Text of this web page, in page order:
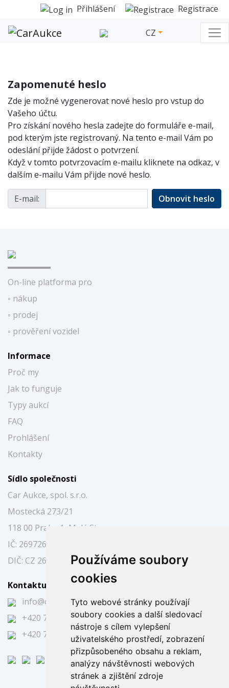
Používáme soubory
cookies
Tyto webové stránky používají
soubory cookies a další sledovací
nástroje s cílem vylepšení
uživatelského prostředí, zobrazení
přizpůsobeného obsahu a reklam,
analýzy návštěvnosti webových
stránek a zjištění zdroje
Přihlášení Registrace
CZ
Zapomenuté heslo
Zde je možné vygenerovat nové heslo pro vstup do
Vašeho účtu.
Pro získání nového hesla zadejte do formuláře e-mail,
pod kterým jste registrovaný. Na tento e-mail Vám po
odeslání přijde žádost o potvrzení.
Když v tomto potvrzovacím e-mailu kliknete na odkaz, v
dalším e-mailu Vám přijde nové heslo.
E-mail:
On-line platforma pro
◦ nákup
◦ prodej
◦ prověření vozidel
Informace
Proč my
Jak to funguje
Typy aukcí
FAQ
Prohlášení
Kontakty
Sídlo společnosti
Car Aukce, spol. s.r.o.
Mostecká 273/21
118 00 Praha 1, Malá Strana
IČ: 26972697
DIČ: CZ 26972697
Kontaktujte nás
info@caraukce.cz
+420 724 344 591
+420 725 394 751